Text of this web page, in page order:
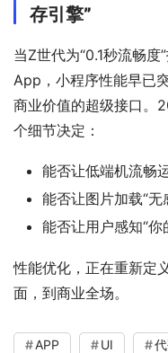
存引擎”
当Z世代为“0.1秒流畅度
App，小程序性能早已
商业价值的超级接口。
个细节决定：
能否让低端机流畅
能否让图片加载“无
能否让用户感知“你
性能优化，正在重新定
面，到商业全场。
APP UI